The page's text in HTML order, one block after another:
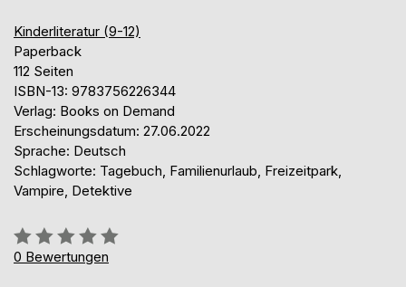
Kinderliteratur (9-12)
Paperback
112 Seiten
ISBN-13: 9783756226344
Verlag: Books on Demand
Erscheinungsdatum: 27.06.2022
Sprache: Deutsch
Schlagworte: Tagebuch, Familienurlaub, Freizeitpark,
Vampire, Detektive
Bewertung::
0%
0 Bewertungen